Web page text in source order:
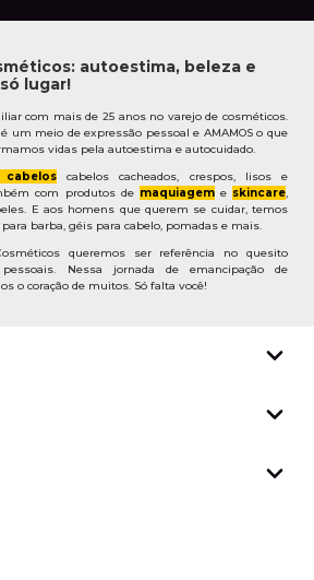
autoestima, beleza e
lugar!
com mais de 25 anos no varejo de cosméticos.
um meio de expressão pessoal e AMAMOS o que
vidas pela autoestima e autocuidado.
cabelos cacheados, crespos, lisos e
com produtos de maquiageme skincare,
E aos homens que querem se cuidar, temos
para barba, géis para cabelo, pomadas e mais.
queremos ser referência no quesito
Nessa jornada de emancipação de
o coração de muitos. Só falta você!